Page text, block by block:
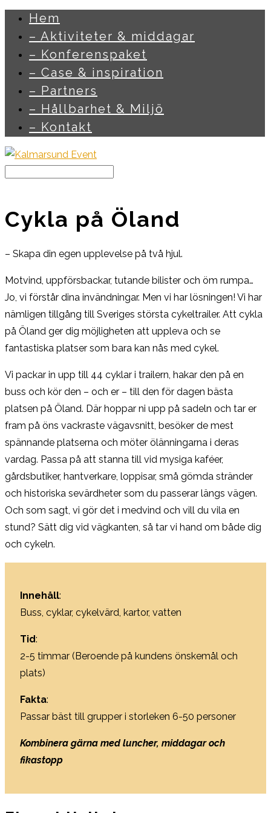
Hem
– Aktiviteter & middagar
– Konferenspaket
– Case & inspiration
– Partners
– Hållbarhet & Miljö
– Kontakt
Cykla på Öland
– Skapa din egen upplevelse på två hjul.
Motvind, uppförsbackar, tutande bilister och öm rumpa…
Jo, vi förstår dina invändningar. Men vi har lösningen! Vi har
nämligen tillgång till Sveriges största cykeltrailer. Att cykla
på Öland ger dig möjligheten att uppleva och se
fantastiska platser som bara kan nås med cykel.
Vi packar in upp till 44 cyklar i trailern, hakar den på en
buss och kör den – och er – till den för dagen bästa
platsen på Öland. Där hoppar ni upp på sadeln och tar er
fram på öns vackraste vägavsnitt, besöker de mest
spännande platserna och möter ölänningarna i deras
vardag. Passa på att stanna till vid mysiga kaféer,
gårdsbutiker, hantverkare, loppisar, små gömda stränder
och historiska sevärdheter som du passerar längs vägen.
Och som sagt, vi gör det i medvind och vill du vila en
stund? Sätt dig vid vägkanten, så tar vi hand om både dig
och cykeln.
Innehåll:
Buss, cyklar, cykelvärd , kartor, vatten
Tid:
2-5 timmar (Beroende på kundens önskemål och
plats)
Fakta:
Passar bäst till grupper i storleken 6-50 personer
Kombinera gärna med luncher, middagar och
fikastopp